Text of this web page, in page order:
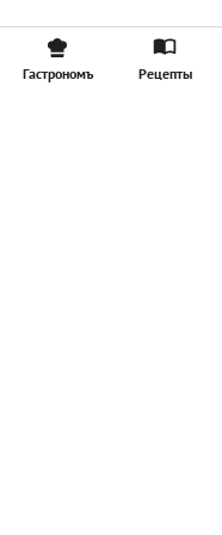
Гастрономъ Рецепты